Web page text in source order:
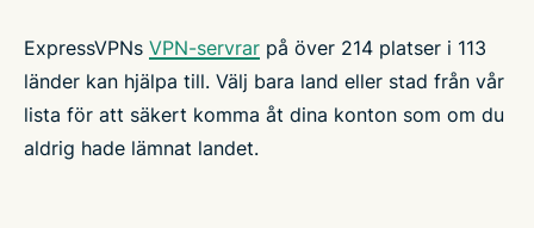
ExpressVPNs VPN-servrar på över 214 platser i 113
länder kan hjälpa till. Välj bara land eller stad från vår
lista för att säkert komma åt dina konton som om du
aldrig hade lämnat landet.